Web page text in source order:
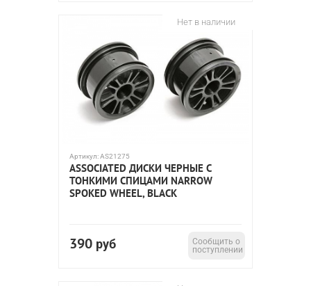
Нет в наличии
Артикул:AS21275
ASSOCIATED ДИСКИ ЧЕРНЫЕ С
ТОНКИМИ СПИЦАМИ NARROW
SPOKED WHEEL, BLACK
390 руб
Сообщить о
поступлении